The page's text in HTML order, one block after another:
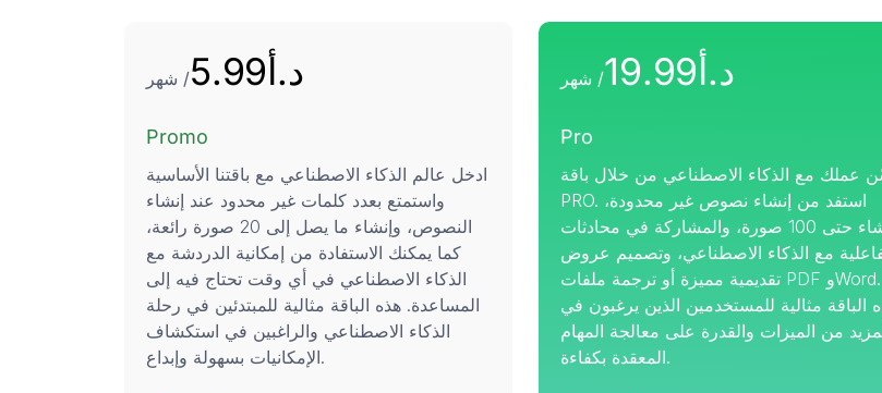
د.أ5.99/ شهر
Promo
ادخل عالم الذكاء الاصطناعي مع باقتنا الأساسية
واستمتع بعدد كلمات غير محدود عند إنشاء
النصوص، وإنشاء ما يصل إلى 20 صورة رائعة،
كما يمكنك الاستفادة من إمكانية الدردشة مع
الذكاء الاصطناعي في أي وقت تحتاج فيه إلى
المساعدة. هذه الباقة مثالية للمبتدئين في رحلة
الذكاء الاصطناعي والراغبين في استكشاف
الإمكانيات بسهولة وإبداع.
د.أ19.99/ شهر
Pro
عملك مع الذكاء الاصطناعي من خلال باقة
PRO. استفد من إنشاء نصوص غير محدودة،
وإنشاء حتى 100 صورة، والمشاركة في محادثات
مع الذكاء الاصطناعي، وتصميم عروض
تقديمية مميزة أو ترجمة ملفات PDF وWord.
الباقة مثالية للمستخدمين الذين يرغبون في
من الميزات والقدرة على معالجة المهام
المعقدة بكفاءة.